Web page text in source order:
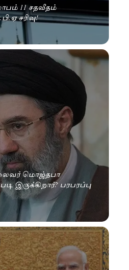
11 சதவீதம்
சரிவு!
மொஜ்தபா
இருக்கிறார்? பரபரப்பு